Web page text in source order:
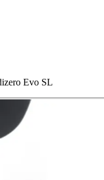
Evo SL